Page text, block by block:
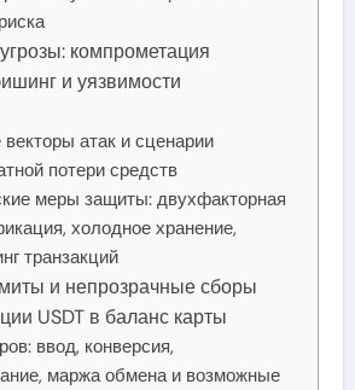
компрометация
и уязвимости
атак и сценарии
потери средств
меры защиты: двухфакторная
холодное хранение,
транзакций
и непрозрачные сборы
USDT в баланс карты
ввод, конверсия,
маржа обмена и возможные